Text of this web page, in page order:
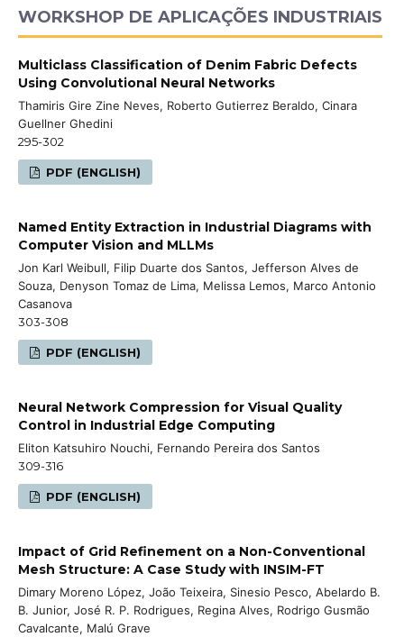
WORKSHOP DE APLICAÇÕES INDUSTRIAIS
Multiclass Classification of Denim Fabric Defects
Using Convolutional Neural Networks
Thamiris Gire Zine Neves, Roberto Gutierrez Beraldo, Cinara
Guellner Ghedini
295-302
PDF (ENGLISH)
Named Entity Extraction in Industrial Diagrams with
Computer Vision and MLLMs
Jon Karl Weibull, Filip Duarte dos Santos, Jefferson Alves de
Souza, Denyson Tomaz de Lima, Melissa Lemos, Marco Antonio
Casanova
303-308
PDF (ENGLISH)
Neural Network Compression for Visual Quality
Control in Industrial Edge Computing
Eliton Katsuhiro Nouchi, Fernando Pereira dos Santos
309-316
PDF (ENGLISH)
Impact of Grid Refinement on a Non-Conventional
Mesh Structure: A Case Study with INSIM-FT
Dimary Moreno López, João Teixeira, Sinesio Pesco, Abelardo B.
B. Junior, José R. P. Rodrigues, Regina Alves, Rodrigo Gusmão
Cavalcante, Malú Grave